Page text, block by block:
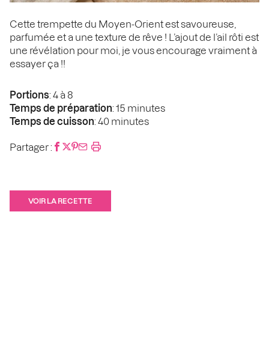
Cette trempette du Moyen-Orient est savoureuse,
parfumée et a une texture de rêve ! L’ajout de l’ail rôti est
une révélation pour moi, je vous encourage vraiment à
essayer ça !!
Portions: 4 à 8
Temps de préparation: 15 minutes
Temps de cuisson: 40 minutes
Partager :
VOIR LA RECETTE